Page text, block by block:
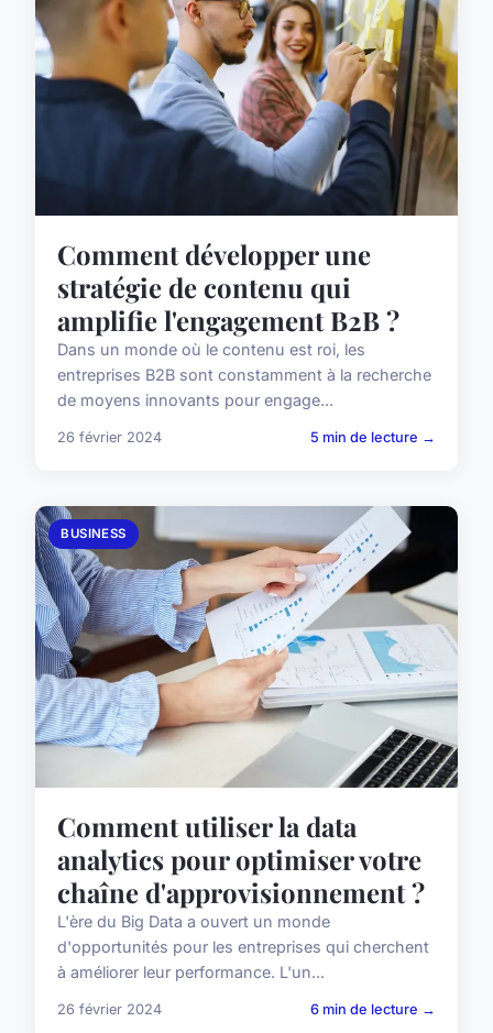
Comment développer une
stratégie de contenu qui
amplifie l'engagement B2B ?
Dans un monde où le contenu est roi, les
entreprises B2B sont constamment à la recherche
de moyens innovants pour engage...
26 février 2024 5 min de lecture →
BUSINESS
Comment utiliser la data
analytics pour optimiser votre
chaîne d'approvisionnement ?
L'ère du Big Data a ouvert un monde
d'opportunités pour les entreprises qui cherchent
à améliorer leur performance. L'un...
26 février 2024 6 min de lecture →